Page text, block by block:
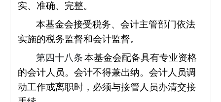
实、准确、完整。
本基金会接受税务、会计主管部门依法
实施的税务监督和会计监督。
第四十八条本基金会配备具有专业资格
的会计人员。会计不得兼出纳。会计人员调
动工作或离职时，必须与接管人员办清交接